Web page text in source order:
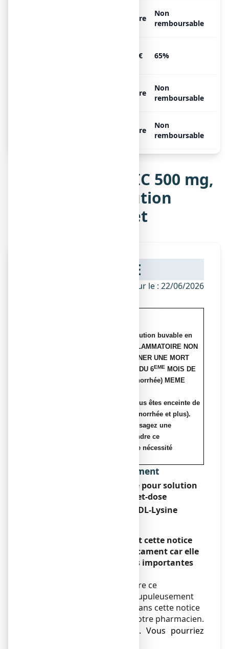
Libre
Non
remboursable
2.6€ 65%
Libre
Non
remboursable
Libre
Non
remboursable
Notice de ASPEGIC 500 mg,
poudre pour solution
buvable en sachet
NOTICE
ANSM - Mis à jour le : 22/06/2026
ASPEGIC 500 mg, poudre pour solution buvable en
sachet-dose QUI EST UN ANTI-INFLAMMATOIRE NON
STEROIDIEN (AINS) PEUT ENTRAINER UNE MORT
FŒTALE S’IL EST PRIS A PARTIR DU 6EMEMOIS DE
GROSSESSE (24 semaines d’aménorrhée) MEME
N’utilisez pas ce médicament si vous êtes enceinte de
6 mois et plus (24 semaines d’aménorrhée et plus).
mois ou si vous envisagez une
grossesse, vous ne devez pas prendre ce
médicament, sauf en cas d’absolue nécessité
Dénomination du médicament
ASPEGIC 500 mg, poudre pour solution
buvable en sachet-dose
Acétylsalicylate de DL-Lysine
Veuillez lire attentivement cette notice
avant de prendre ce médicament car elle
contient des informations importantes
Vous devez toujours prendre ce
médicament en suivant scrupuleusement
les informations fournies dans cette notice
ou par votre médecin, ou votre pharmacien.
● Gardez cette notice. Vous pourriez